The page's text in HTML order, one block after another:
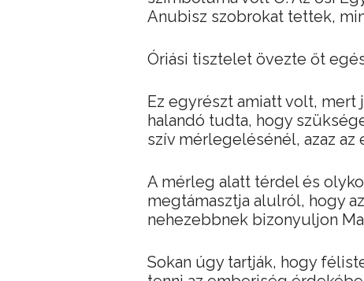
Anubisz szobrokat tettek,
Óriási tisztelet övezte őt
Ez egyrészt amiatt volt,
halandó tudta, hogy
szív mérlegelésénél, azaz
A mérleg alatt térdel és
megtámasztja alulról, hogy
nehezebbnek bizonyuljon
Sokan úgy tartják, hogy